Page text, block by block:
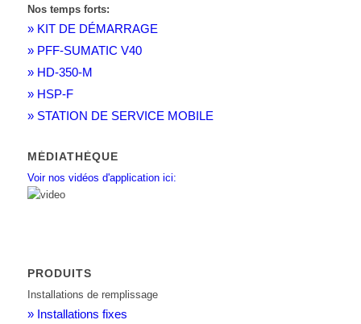
Nos temps forts:
» KIT DE DÉMARRAGE
» PFF-SUMATIC V40
» HD-350-M
» HSP-F
» STATION DE SERVICE MOBILE
MÉDIATHÈQUE
Voir nos vidéos d'application ici:
PRODUITS
Installations de remplissage
» Installations fixes